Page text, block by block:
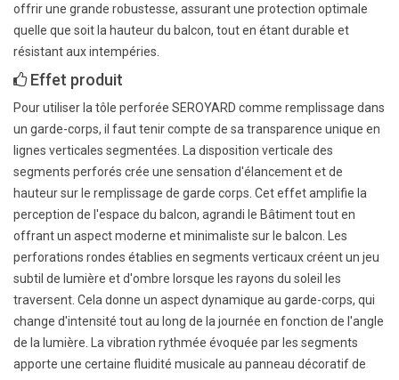
offrir une grande robustesse, assurant une protection optimale
quelle que soit la hauteur du balcon, tout en étant durable et
résistant aux intempéries.
Effet produit
Pour utiliser la tôle perforée SEROYARD comme remplissage dans
un garde-corps, il faut tenir compte de sa transparence unique en
lignes verticales segmentées. La disposition verticale des
segments perforés crée une sensation d'élancement et de
hauteur sur le remplissage de garde corps. Cet effet amplifie la
perception de l'espace du balcon, agrandi le Bâtiment tout en
offrant un aspect moderne et minimaliste sur le balcon. Les
perforations rondes établies en segments verticaux créent un jeu
subtil de lumière et d'ombre lorsque les rayons du soleil les
traversent. Cela donne un aspect dynamique au garde-corps, qui
change d'intensité tout au long de la journée en fonction de l'angle
de la lumière. La vibration rythmée évoquée par les segments
apporte une certaine fluidité musicale au panneau décoratif de